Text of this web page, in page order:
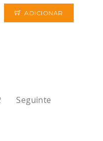
ADICIONAR
Seguinte